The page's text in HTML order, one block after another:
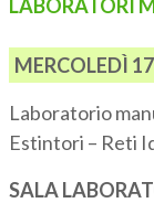
LABORATORI
MERCOLEDÌ 17
Laboratorio
Estintori – Reti
SALA